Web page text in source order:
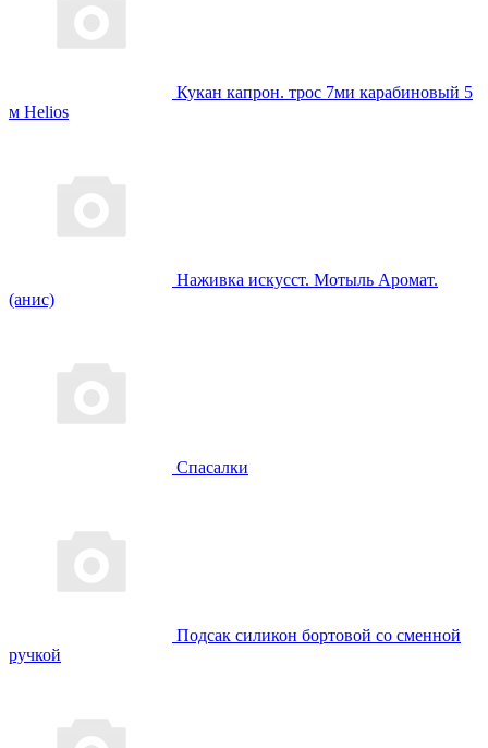
Кукан капрон. трос 7ми карабиновый 5
м Helios
Наживка искусст. Мотыль Аромат.
(анис)
Спасалки
Подсак силикон бортовой со сменной
ручкой